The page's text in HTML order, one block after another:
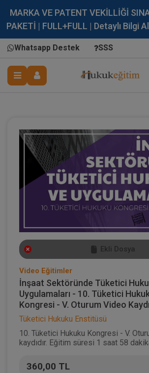
MARKA VE PATENT VEKİLLİĞİ
PAKETİ | FULL+FULL | Detaylı Bilgi
Whatsapp Destek SSS
Ekli Dosya
Video Eğitimler
İnşaat Sektöründe Tüketici
Uygulamaları - 10. Tüketici
Kongresi - V. Oturum Video Kaydı
Tüketici Hukuku Enstitüsü
10. Tüketici Hukuku Kongresi - V.
kaydıdır. Eğitim süresi 1 saat 58
360,00 TL